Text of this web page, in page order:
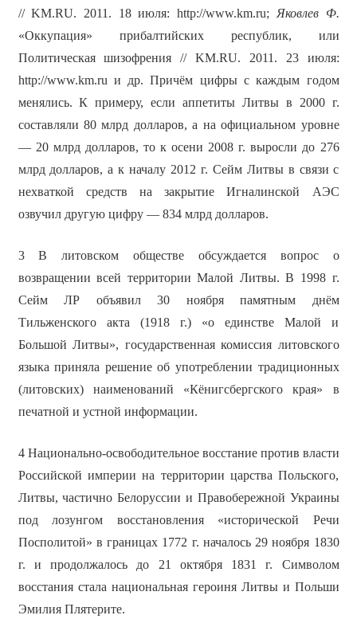
// KM.RU. 2011. 18 июля: http://www.km.ru; Яковлев Ф.
«Оккупация» прибалтийских республик, или
Политическая шизофрения // KM.RU. 2011. 23 июля:
http://www.km.ru и др. Причём цифры с каждым годом
менялись. К примеру, если аппетиты Литвы в 2000 г.
составляли 80 млрд долларов, а на официальном уровне
— 20 млрд долларов, то к осени 2008 г. выросли до 276
млрд долларов, а к началу 2012 г. Сейм Литвы в связи с
нехваткой средств на закрытие Игналинской АЭС
озвучил другую цифру — 834 млрд долларов.
3 В литовском обществе обсуждается вопрос о
возвращении всей территории Малой Литвы. В 1998 г.
Сейм ЛР объявил 30 ноября памятным днём
Тильженского акта (1918 г.) «о единстве Малой и
Большой Литвы», государственная комиссия литовского
языка приняла решение об употреблении традиционных
(литовских) наименований «Кёнигсбергского края» в
печатной и устной информации.
4 Национально-освободительное восстание против власти
Российской империи на территории царства Польского,
Литвы, частично Белоруссии и Правобережной Украины
под лозунгом восстановления «исторической Речи
Посполитой» в границах 1772 г. началось 29 ноября 1830
г. и продолжалось до 21 октября 1831 г. Символом
восстания стала национальная героиня Литвы и Польши
Эмилия Плятерите.